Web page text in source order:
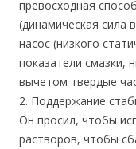
превосходная
(динамическая сила
насос (низкого
показатели смазки,
вычетом твердые
2. Поддержание
Он просил, чтобы
растворов, чтобы